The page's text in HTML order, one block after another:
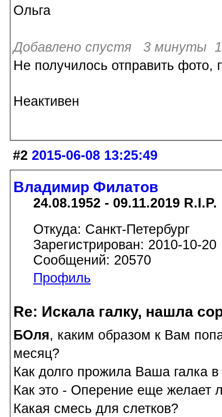
Ольга
Добавлено спустя 3 минуты
Не получилось отправить фото,
Неактивен
#2 2015-06-08 13:25:49
Владимир Филатов
24.08.1952 - 09.11.2019 R.I.P.
Откуда: Санкт-Петербург
Зарегистрирован: 2010-10-20
Сообщений: 20570
Профиль
Re: Искала галку, нашла
БОля, каким образом к Вам
месяц?
Как долго прожила Ваша галка в
Как это - Оперение еще желает
Какая смесь для слетков?